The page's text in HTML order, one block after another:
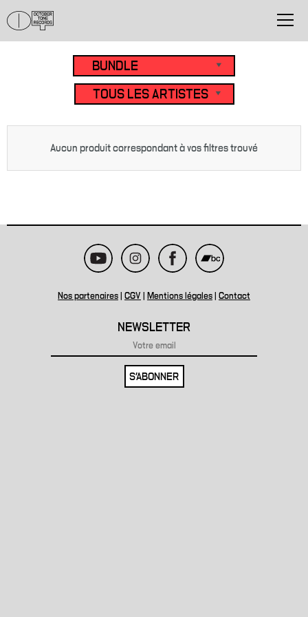
Aucun produit correspondant à vos filtres trouvé
Nos partenaires CGV Mentions légales Contact
NEWSLETTER
S'ABONNER